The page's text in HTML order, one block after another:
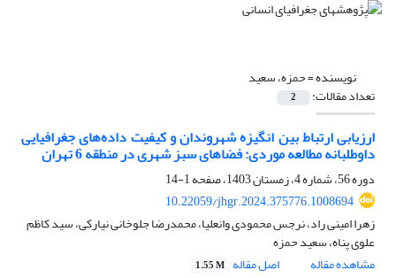
نویسنده =حمزه، سعید
تعداد مقالات: 2
ارزیابی ارتباط بین انگیزه شهروندان و کیفیت داده‌های جغرافیایی
داوطلبانه مطالعه موردی: فضاهای سبز شهری در منطقه 6 تهران
دوره 56، شماره 4، زمستان 1403، صفحه
1-14
10.22059/jhgr.2024.375776.1008694
زهرا امینی راد، نرجس محمودی وانعلیا، محمدرضا جلوخانی نیارکی، سید کاظم
علوی پناه، سعید حمزه
مشاهده مقاله
اصل مقاله 1.55 M